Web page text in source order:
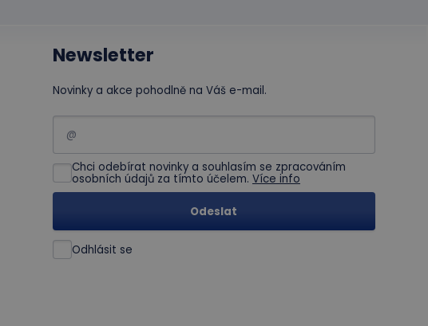
Newsletter
Novinky a akce pohodlně na Váš e-mail.
Chci odebírat novinky a souhlasím se zpracováním
osobních údajů za tímto účelem. Více info
Odeslat
Odhlásit se